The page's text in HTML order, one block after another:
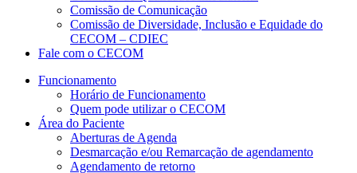
Comissão de Comunicação
Comissão de Diversidade, Inclusão e Equidade do
CECOM – CDIEC
Fale com o CECOM
Funcionamento
Horário de Funcionamento
Quem pode utilizar o CECOM
Área do Paciente
Aberturas de Agenda
Desmarcação e/ou Remarcação de agendamento
Agendamento de retorno